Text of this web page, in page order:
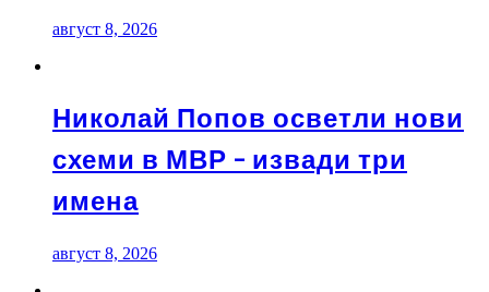
август 8, 2026
Николай Попов осветли нови
схеми в МВР – извади три
имена
август 8, 2026